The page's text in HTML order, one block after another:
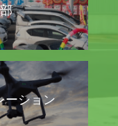
ーション